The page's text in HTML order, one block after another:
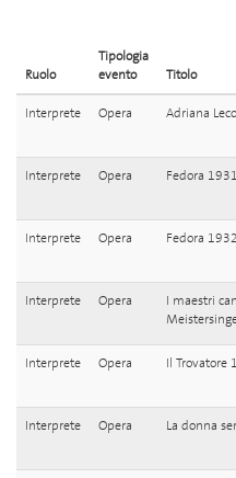
Ruolo
Tipologia
evento
Titolo
Interprete Opera Adriana
Interprete Opera Fedora
Interprete Opera Fedora
Interprete Opera
I maestri
Interprete Opera Il Trovatore
Interprete Opera La donna